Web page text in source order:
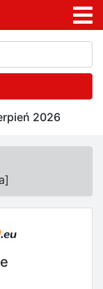
2026
]